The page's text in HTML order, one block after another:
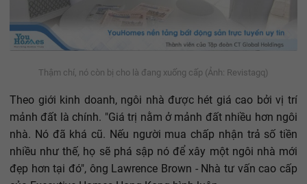
Thậm chí, nó còn bị cho là đang xuống cấp (Ảnh: Revistagq)
Theo giới kinh doanh, ngôi nhà được hét giá cao bởi vị trí
mảnh đất là chính. "Giá trị nằm ở mảnh đất nhiều hơn ngôi
nhà. Nó đã khá cũ. Nếu người mua chấp nhận trả số tiền
nhiều như thế, họ sẽ phá sập nó để xây một ngôi nhà mới
đẹp hơn tại đó", ông Lawrence Brown - Nhà tư vấn cao cấp